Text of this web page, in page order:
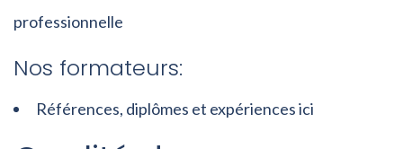
professionnelle
Nos formateurs:
Références, diplômes et expériences ici